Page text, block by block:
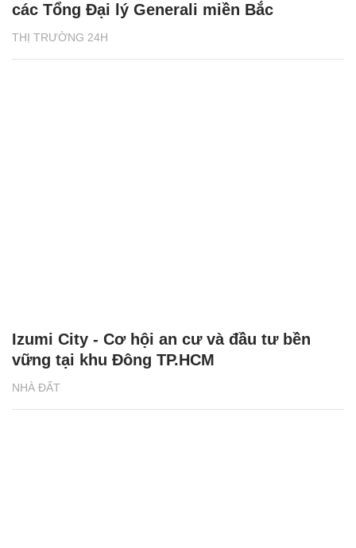
THỊ TRƯỜNG 24H
các Tổng Đại lý Generali miền Bắc
NHÀ ĐẤT
Izumi City - Cơ hội an cư và đầu tư bền
vững tại khu Đông TP.HCM